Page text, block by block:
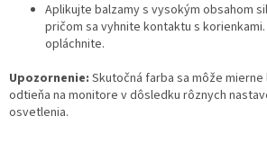
Aplikujte balzamy s vysokým obsahom
pričom sa vyhnite kontaktu s
opláchnite.
Upozornenie: Skutočná farba sa môže
odtieňa na monitore v dôsledku rôznych
osvetlenia.